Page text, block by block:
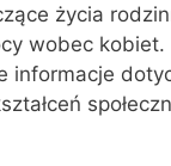
życia
wobec kobiet.
informacje